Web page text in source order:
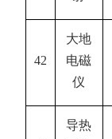
42
大地
电磁
仪
导热